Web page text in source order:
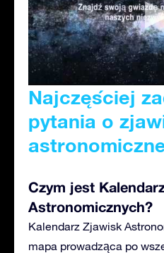
Najczęściej
pytania o
Czym jest
Astronomicznych?
Kalendarz Zjawisk
mapa prowadząca po